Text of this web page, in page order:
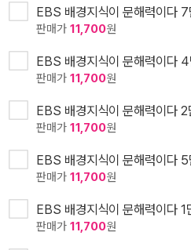
EBS 배경지식이 문해력이다
판매가 11,700원
EBS 배경지식이 문해력이다
판매가 11,700원
EBS 배경지식이 문해력이다
판매가 11,700원
EBS 배경지식이 문해력이다
판매가 11,700원
EBS 배경지식이 문해력이다
판매가 11,700원